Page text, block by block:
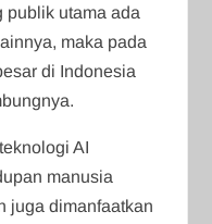
publik utama ada
maka pada
di Indonesia
AI
manusia
juga dimanfaatkan